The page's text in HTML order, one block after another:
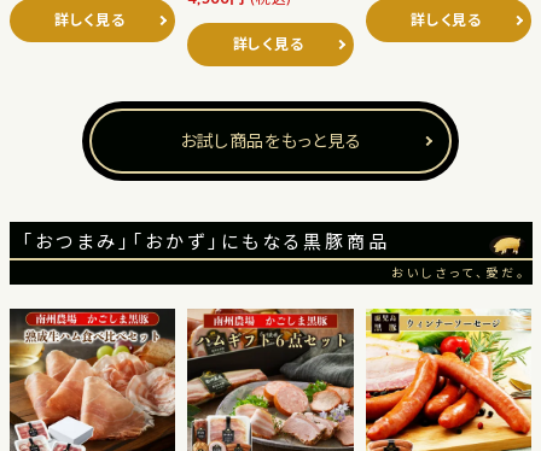
詳しく見る
詳しく見る
詳しく見る
お試し商品をもっと見る
「おつまみ」「おかず」にもなる黒豚商品
おいしさって、愛だ。